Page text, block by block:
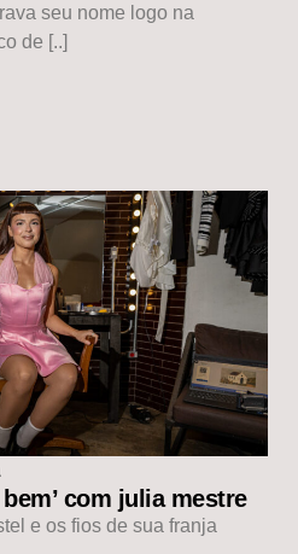
seu nome logo na
de [..]
com julia mestre
e os fios de sua franja